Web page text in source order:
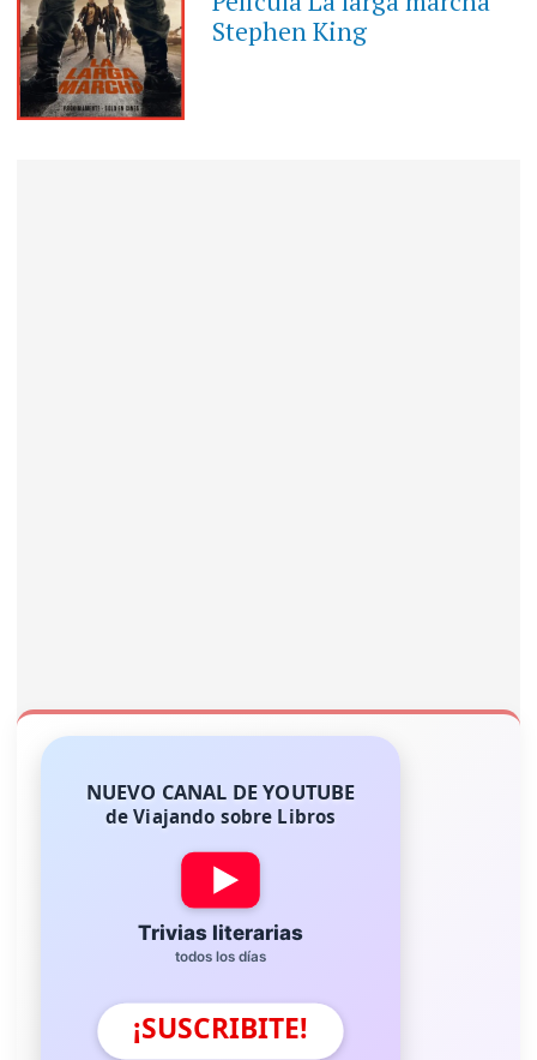
Stephen King
NUEVO CANAL DE YOUTUBE
de Viajando sobre Libros
Trivias literarias
todos los días
¡SUSCRIBITE!